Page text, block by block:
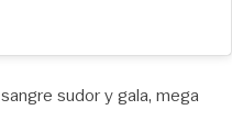
sangre sudor y gala mega